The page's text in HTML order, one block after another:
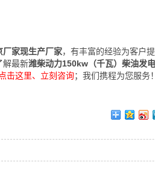
家现生产厂家，有丰富的经验为客户
解最新潍柴动力150kw（千瓦）柴油发
点击这里、立刻咨询；我们携程为您服务！